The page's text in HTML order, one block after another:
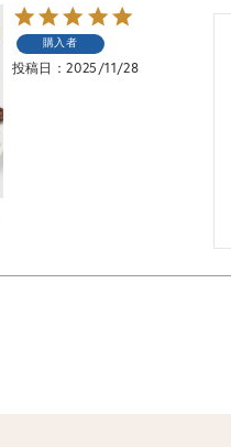
購入者
投稿日 2025/11/28